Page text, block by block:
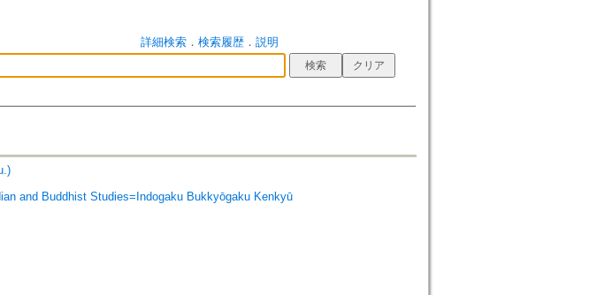
詳細検索． 検索履歴． 説明
and Buddhist Studies=Indogaku Bukkyōgaku Kenkyū